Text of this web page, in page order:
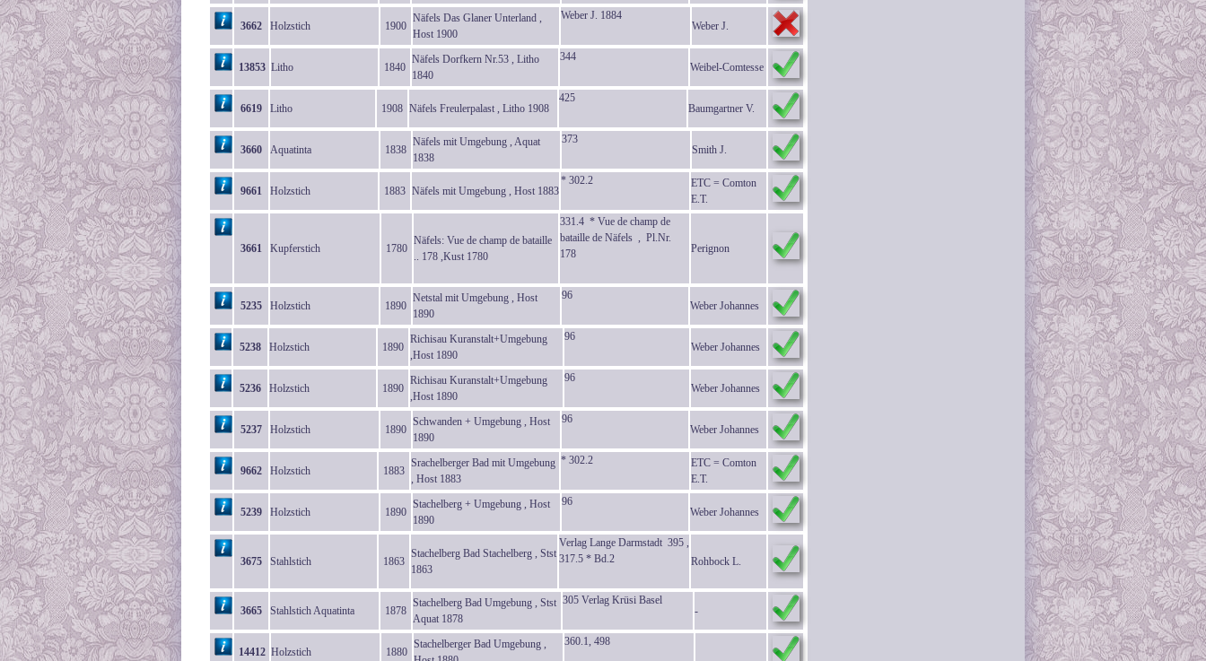
3662 Holzstich 1900
Näfels Das Glaner Unterland ,
Host 1900
Weber J. 1884
Weber J.
13853 Litho 1840
Näfels Dorfkern Nr.53 , Litho
1840
344
Weibel-Comtesse
6619 Litho 1908 Näfels Freulerpalast , Litho 1908
425
Baumgartner V.
3660 Aquatinta 1838
Näfels mit Umgebung , Aquat
1838
373
Smith J.
9661 Holzstich 1883 Näfels mit Umgebung , Host 1883
* 302.2
ETC = Comton
E.T.
3661 Kupferstich 1780
Näfels: Vue de champ de bataille
.. 178 ,Kust 1780
331.4 * Vue de champ de
bataille de Näfels , Pl.Nr.
178
Perignon
5235 Holzstich 1890
Netstal mit Umgebung , Host
1890
96
Weber Johannes
5238 Holzstich 1890
Richisau Kuranstalt+Umgebung
,Host 1890
96
Weber Johannes
5236 Holzstich 1890
Richisau Kuranstalt+Umgebung
,Host 1890
96
Weber Johannes
5237 Holzstich 1890
Schwanden + Umgebung , Host
1890
96
Weber Johannes
9662 Holzstich 1883
Srachelberger Bad mit Umgebung
, Host 1883
* 302.2
ETC = Comton
E.T.
5239 Holzstich 1890
Stachelberg + Umgebung , Host
1890
96
Weber Johannes
3675 Stahlstich 1863
Stachelberg Bad Stachelberg , Stst
1863
Verlag Lange Darmstadt 395 ,
317.5 * Bd.2
Rohbock L.
3665 Stahlstich Aquatinta 1878
Stachelberg Bad Umgebung , Stst
Aquat 1878
305 Verlag Krüsi Basel
-
14412 Holzstich 1880
Stachelberger Bad Umgebung ,
360.1, 498